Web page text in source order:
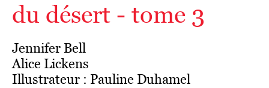
du désert - tome 3
Jennifer Bell
Alice Lickens
Illustrateur : Pauline Duhamel